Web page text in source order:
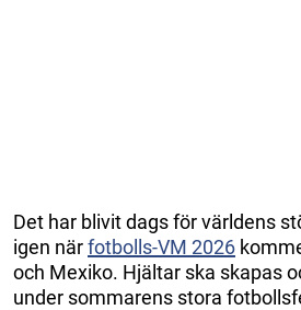
Det har blivit dags för världens
igen närfotbolls-VM 2026
och Mexiko. Hjältar ska skapas
under sommarens stora